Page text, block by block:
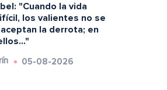
"Cuando la vida
los valientes no se
la derrota; en
05-08-2026